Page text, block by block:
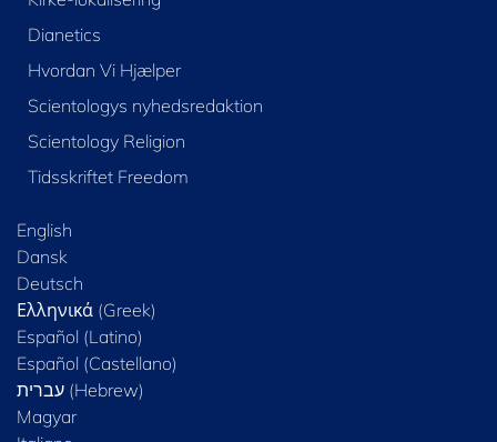
Dianetics
Hvordan Vi Hjælper
Scientologys nyhedsredaktion
Scientology Religion
Tidsskriftet Freedom
English
Dansk
Deutsch
Ελληνικά (Greek)
Español (Latino)
Español (Castellano)
Magyar